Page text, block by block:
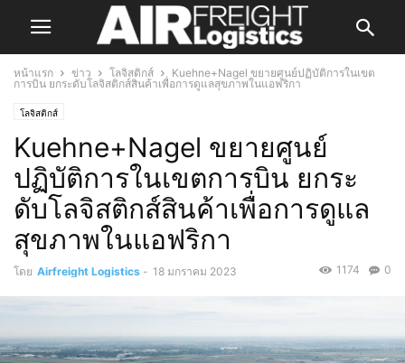
หน้าแรก ข่าว โลจิสติกส์
Kuehne+Nagel ขยายศูนย์ปฏิบัติการในเขต
การบิน ยกระดับโลจิสติกส์สินค้าเพื่อการดูแลสุขภาพในแอฟริกา
โลจิสติกส์
Kuehne+Nagel ขยายศูนย์
ปฏิบัติการในเขตการบิน ยกระ
ดับโลจิสติกส์สินค้าเพื่อการดูแล
สุขภาพในแอฟริกา
โดย Airfreight Logistics - 18 มกราคม 2023 0
1174